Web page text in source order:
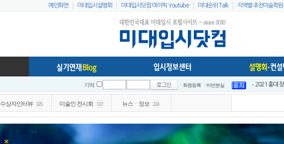
메인화면 | 미대입시설명회 | 미대입시닷컴 마이픽 Youtube | 미대순위 Talk | 지역별 추천미술학원
기억 ㆍ회원등록 ㆍ비번분실
이지링팔레
2021 홍대앞
2021 전국입
2021 전국입
인스타 리스
수상자인터뷰 325 미술인 전시회 127 뉴스ㆍ정보 224